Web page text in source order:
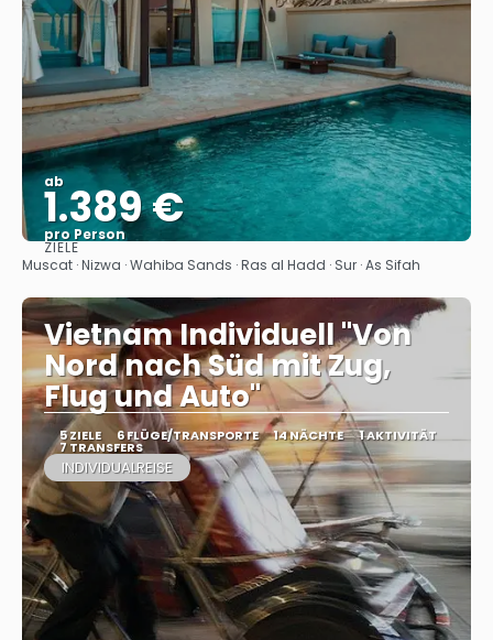
ab
1.389 €
pro Person
Sehen
ZIELE
Muscat · Nizwa · Wahiba Sands · Ras al Hadd · Sur · As Sifah
Vietnam Individuell "Von
Nord nach Süd mit Zug,
Flug und Auto"
5 ZIELE 6 FLÜGE/TRANSPORTE 14 NÄCHTE 1 AKTIVITÄT
7 TRANSFERS
INDIVIDUALREISE